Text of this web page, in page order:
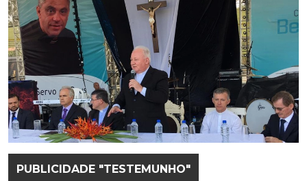
PUBLICIDADE "TESTEMUNHO"